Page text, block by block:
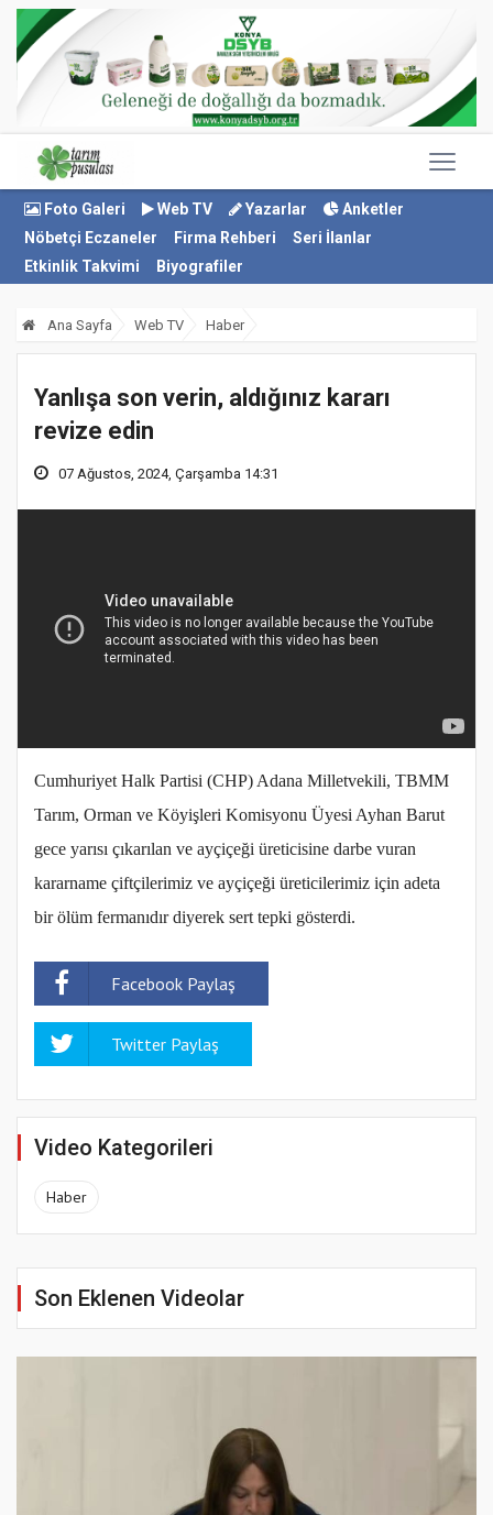
Foto Galeri Web TV Yazarlar
Anketler
Nöbetçi Eczaneler
Firma Rehberi
Seri İlanlar
Etkinlik Takvimi
Biyografiler
Ana Sayfa Web TV Haber
Yanlışa son verin, aldığınız kararı
revize edin
07 Ağustos, 2024, Çarşamba 14:31
Cumhuriyet Halk Partisi (CHP) Adana Milletvekili, TBMM
Tarım, Orman ve Köyişleri Komisyonu Üyesi Ayhan Barut
gece yarısı çıkarılan ve ayçiçeği üreticisine darbe vuran
kararname çiftçilerimiz ve ayçiçeği üreticilerimiz için adeta
bir ölüm fermanıdır diyerek sert tepki gösterdi.
Facebook Paylaş
Twitter Paylaş
Video Kategorileri
Haber
Son Eklenen Videolar